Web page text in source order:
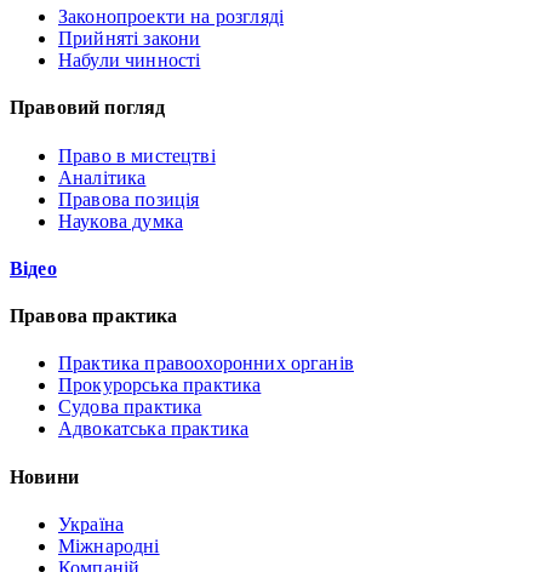
Законопроекти на розгляді
Прийняті закони
Набули чинності
Правовий погляд
Право в мистецтві
Аналітика
Правова позиція
Наукова думка
Відео
Правова практика
Практика правоохоронних органів
Прокурорська практика
Судова практика
Адвокатська практика
Новини
Україна
Міжнародні
Компаній